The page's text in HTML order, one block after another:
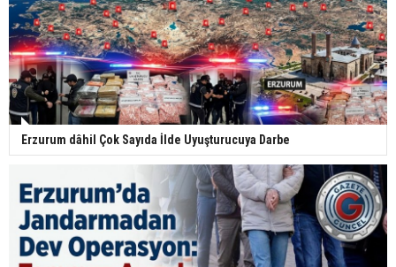
Erzurum dâhil Çok Sayıda İlde Uyuşturucuya Darbe